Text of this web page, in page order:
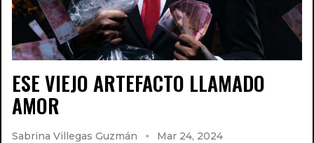
ESE VIEJO ARTEFACTO LLAMADO
AMOR
Sabrina Villegas Guzmán
Mar 24, 2024